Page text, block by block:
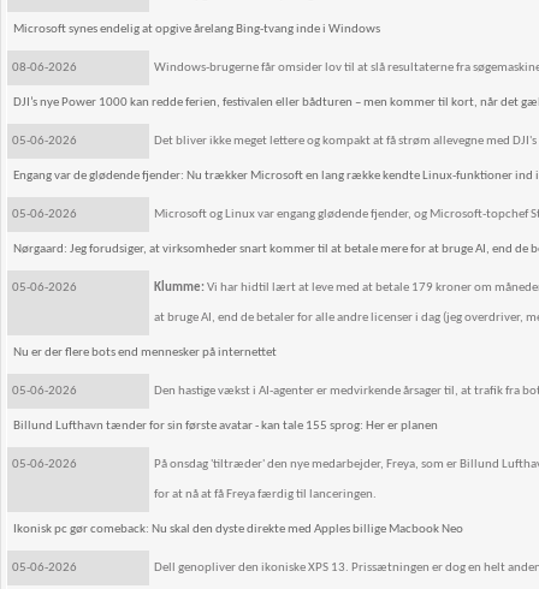
Microsoft synes endelig at opgive årelang Bing-tvang inde i Windows
08-06-2026 Windows-brugerne får omsider lov til at slå resultaterne fra
DJI’s nye Power 1000 kan redde ferien, festivalen eller bådturen – men kommer til kort, når det
05-06-2026 Det bliver ikke meget lettere og kompakt at få strøm allevegne med
Engang var de glødende fjender: Nu trækker Microsoft en lang række kendte Linux-funktioner ind
05-06-2026 Microsoft og Linux var engang glødende fjender, og Microsoft-
Nørgaard: Jeg forudsiger, at virksomheder snart kommer til at betale mere for at bruge AI, end de
05-06-2026 Klumme:Vi har hidtil lært at leve med at betale 179 kroner om
at bruge AI, end de betaler for alle andre licenser i dag (jeg overdriver,
Nu er der flere bots end mennesker på internettet
05-06-2026 Den hastige vækst i AI-agenter er medvirkende årsager til, at trafik fra
Billund Lufthavn tænder for sin første avatar - kan tale 155 sprog: Her er planen
05-06-2026 På onsdag 'tiltræder' den nye medarbejder, Freya, som er Billund
for at nå at få Freya færdig til lanceringen.
Ikonisk pc gør comeback: Nu skal den dyste direkte med Apples billige Macbook Neo
05-06-2026 Dell genopliver den ikoniske XPS 13. Prissætningen er dog en helt